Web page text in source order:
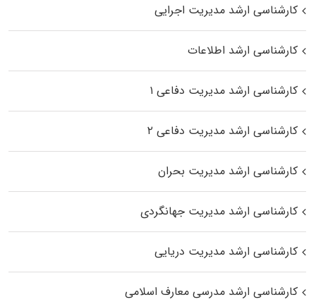
کارشناسی ارشد مدیریت اجرایی
کارشناسی ارشد اطلاعات
کارشناسی ارشد مدیریت دفاعی ۱
کارشناسی ارشد مدیریت دفاعی ۲
کارشناسی ارشد مدیریت بحران
کارشناسی ارشد مدیریت جهانگردی
کارشناسی ارشد مدیریت دریایی
کارشناسی ارشد مدرسی معارف اسلامی